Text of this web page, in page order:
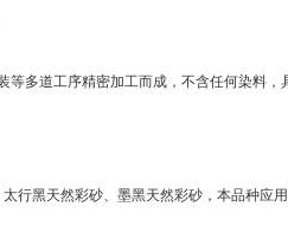
多道工序精密加工而成，不含任何染料，
行黑天然彩砂、墨黑天然彩砂，本品种应